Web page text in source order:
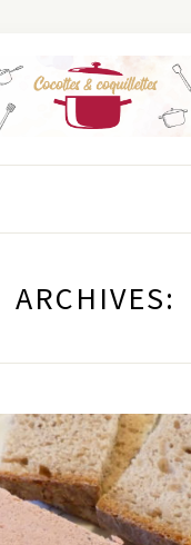
ARCHIVES: